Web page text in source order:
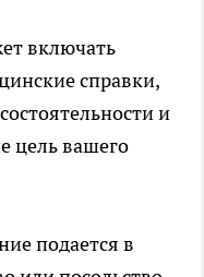
включать
справки,
и
цель вашего
подается в